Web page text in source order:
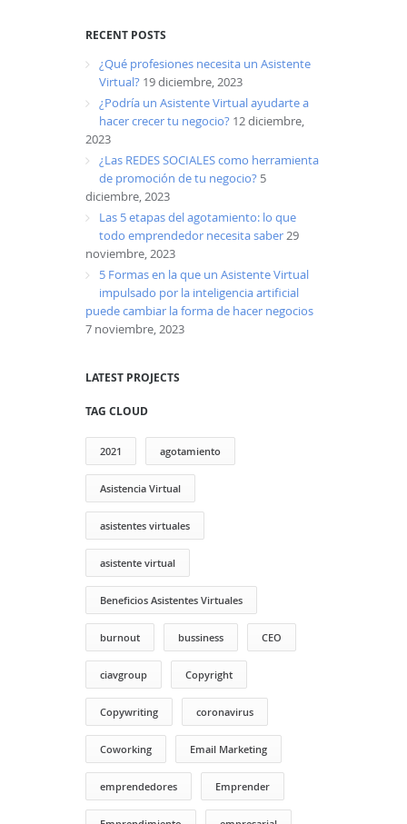
RECENT POSTS
¿Qué profesiones necesita un Asistente
Virtual? 19 diciembre, 2023
¿Podría un Asistente Virtual ayudarte a
hacer crecer tu negocio? 12 diciembre,
2023
¿Las REDES SOCIALES como herramienta
de promoción de tu negocio? 5
diciembre, 2023
Las 5 etapas del agotamiento: lo que
todo emprendedor necesita saber 29
noviembre, 2023
5 Formas en la que un Asistente Virtual
impulsado por la inteligencia artificial
puede cambiar la forma de hacer negocios
7 noviembre, 2023
LATEST PROJECTS
TAG CLOUD
2021 agotamiento
Asistencia Virtual
asistentes virtuales
asistente virtual
Beneficios Asistentes Virtuales
burnout bussiness CEO
ciavgroup Copyright
Copywriting coronavirus
Coworking Email Marketing
emprendedores Emprender